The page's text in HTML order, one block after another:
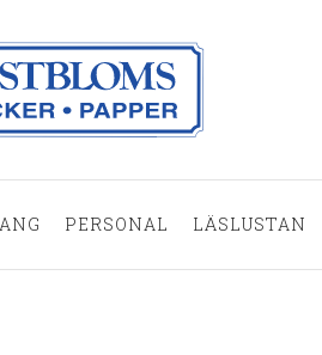
PERSONAL LÄSLUSTAN